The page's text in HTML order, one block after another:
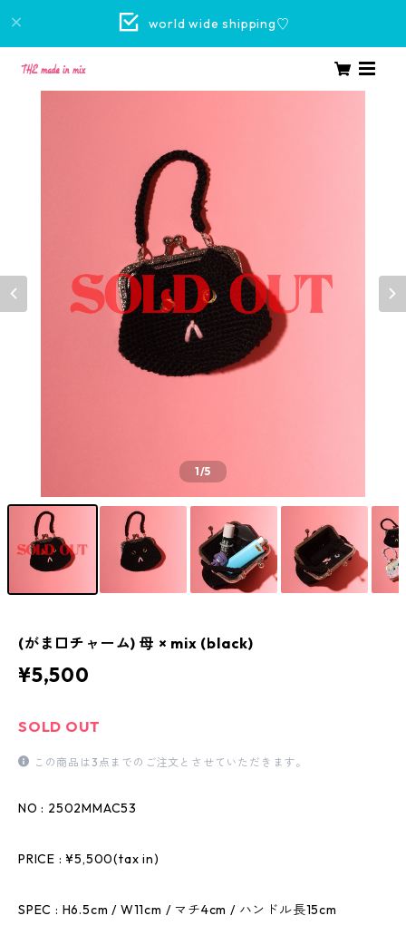
world wide shipping♡
1/5
(がま口チャーム) 母 × mix (black)
¥5,500
SOLD OUT
この商品は3点までのご注文とさせていただきます。
NO : 2502MMAC53
PRICE : ¥5,500(tax in)
SPEC : H6.5cm / W11cm / マチ4cm / ハンドル長15cm